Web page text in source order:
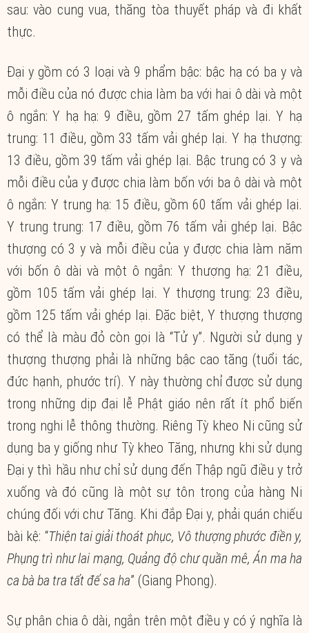
sau: vào cung vua, thăng tòa thuyết pháp và đi khất
thực.
Đại y gồm có 3 loại và 9 phẩm bậc: bậc hạ có ba y và
mỗi điều của nó được chia làm ba với hai ô dài và một
ô ngắn: Y hạ hạ: 9 điều, gồm 27 tấm ghép lại. Y hạ
trung: 11 điều, gồm 33 tấm vải ghép lại. Y hạ thượng:
13 điều, gồm 39 tấm vải ghép lại. Bậc trung có 3 y và
mỗi điều của y được chia làm bốn với ba ô dài và một
ô ngắn: Y trung hạ: 15 điều, gồm 60 tấm vải ghép lại.
Y trung trung: 17 điều, gồm 76 tấm vải ghép lại. Bậc
thượng có 3 y và mỗi điều của y được chia làm năm
với bốn ô dài và một ô ngắn: Y thượng hạ: 21 điều,
gồm 105 tấm vải ghép lại. Y thượng trung: 23 điều,
gồm 125 tấm vải ghép lại. Đặc biệt, Y thượng thượng
có thể là màu đỏ còn gọi là “Tử y”. Người sử dụng y
thượng thượng phải là những bậc cao tăng (tuổi tác,
đức hạnh, phước trí). Y này thường chỉ được sử dụng
trong những dịp đại lễ Phật giáo nên rất ít phổ biến
trong nghi lễ thông thường. Riêng Tỳ kheo Ni cũng sử
dụng ba y giống như Tỳ kheo Tăng, nhưng khi sử dụng
Đại y thì hầu như chỉ sử dụng đến Thập ngũ điều y trở
xuống và đó cũng là một sự tôn trọng của hàng Ni
chúng đối với chư Tăng. Khi đắp Đại y, phải quán chiếu
bài kệ: “Thiện tai giải thoát phục, Vô thượng phước điền y,
Phụng trì như lai mạng, Quảng độ chư quần mê, Án ma ha
ca bà ba tra tất đế sa ha” (Giang Phong).
Sự phân chia ô dài, ngắn trên một điều y có ý nghĩa là